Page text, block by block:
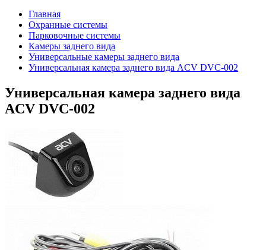
Главная
Охранные системы
Парковочные системы
Камеры заднего вида
Универсальные камеры заднего вида
Универсальная камера заднего вида ACV DVC-002
Универсальная камера заднего вида
ACV DVC-002